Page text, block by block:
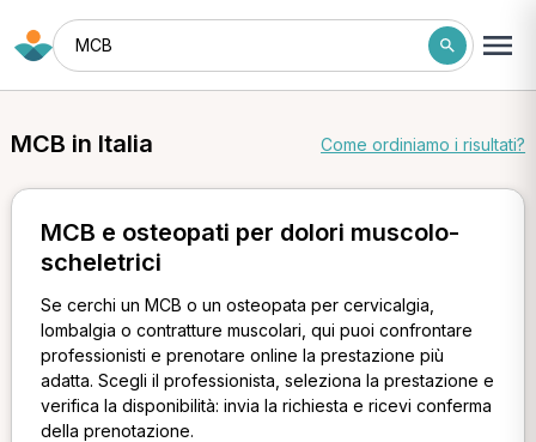
MCB
MCB in Italia Come ordiniamo i risultati?
MCB e osteopati per dolori muscolo-
scheletrici
Se cerchi un MCB o un osteopata per cervicalgia,
lombalgia o contratture muscolari, qui puoi confrontare
professionisti e prenotare online la prestazione più
adatta. Scegli il professionista, seleziona la prestazione e
verifica la disponibilità: invia la richiesta e ricevi conferma
della prenotazione.